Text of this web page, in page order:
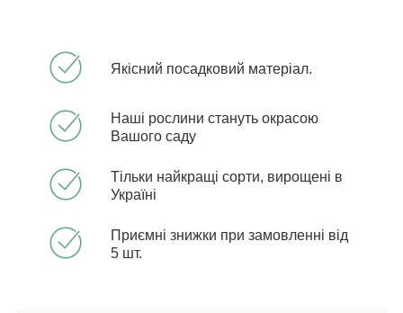
Якісний посадковий матеріал.
Наші рослини стануть окрасою
Вашого саду
Тільки найкращі сорти, вирощені в
Україні
Приємні знижки при замовленні від
5 шт.